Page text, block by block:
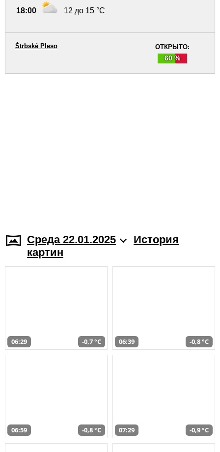
18:00 12 до 15 °C
ОТКРЫТО:
60 %
Štrbské Pleso
Среда 22.01.2025
История
картин
06:29 -0,7 °C 06:39 -0,8 °C
06:59 -0,8 °C 07:29 -0,9 °C